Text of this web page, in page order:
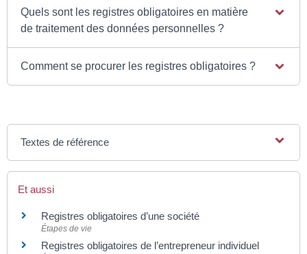
Quels sont les registres obligatoires en matière
de traitement des données personnelles ?
Comment se procurer les registres obligatoires ?
Textes de référence
Et aussi
Registres obligatoires d’une société
Étapes de vie
Registres obligatoires de l’entrepreneur individuel